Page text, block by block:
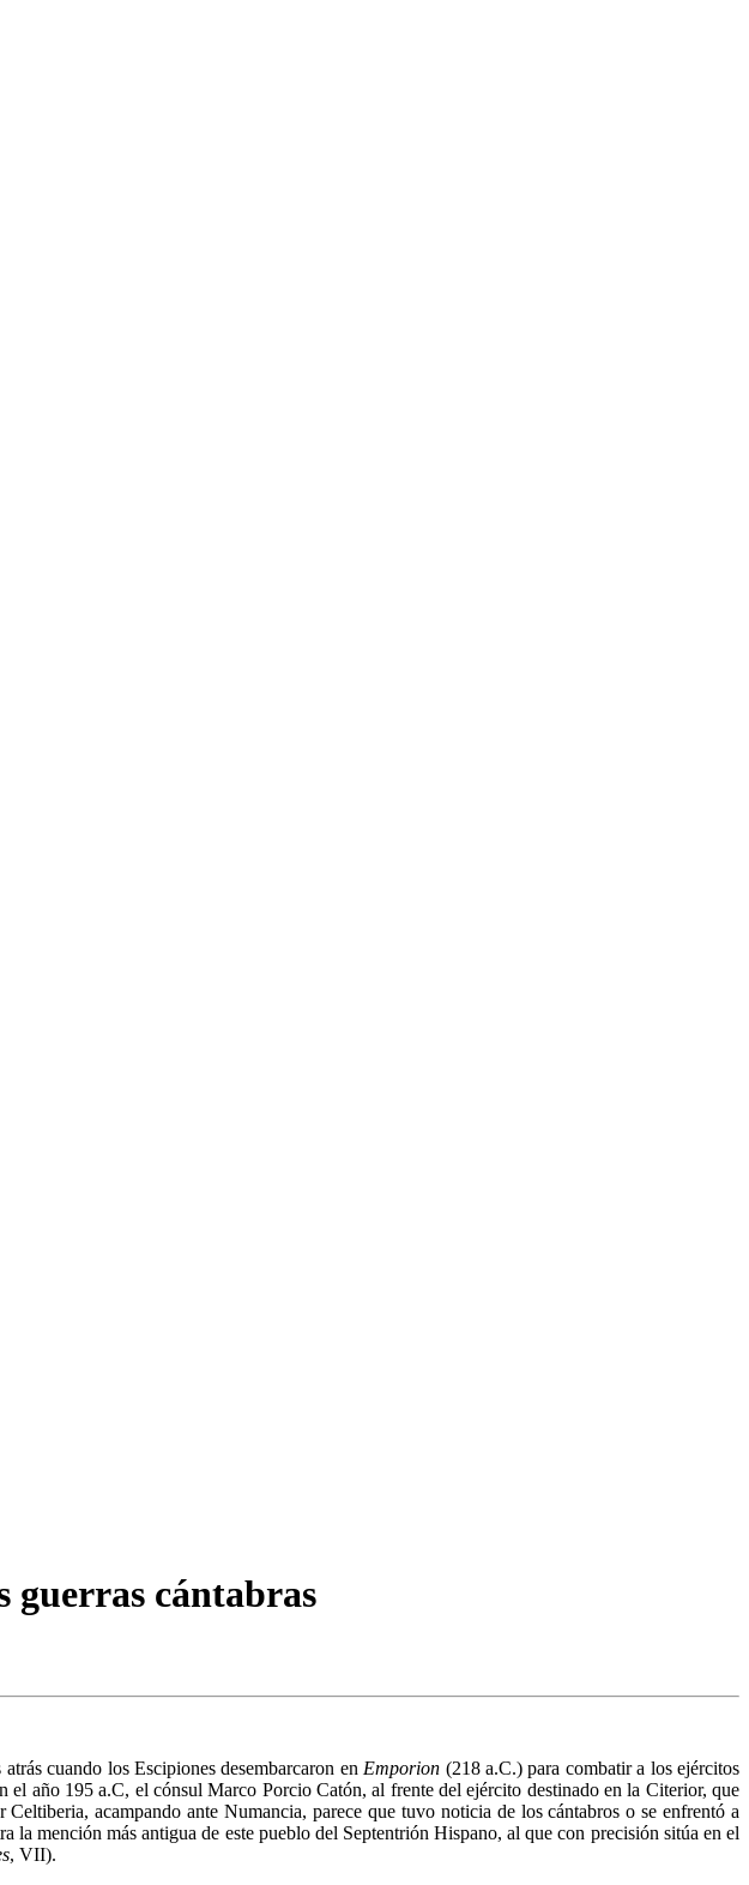
guerras cántabras
cuando los Escipiones desembarcaron en Emporion (218 a.C.) para combatir a los ejércitos
el año 195 a.C, el cónsul Marco Porcio Catón, al frente del ejército destinado en la Citerior, que
acampando ante Numancia, parece que tuvo noticia de los cántabros o se enfrentó a
la mención más antigua de este pueblo del Septentrión Hispano, al que con precisión sitúa en el
, VII).